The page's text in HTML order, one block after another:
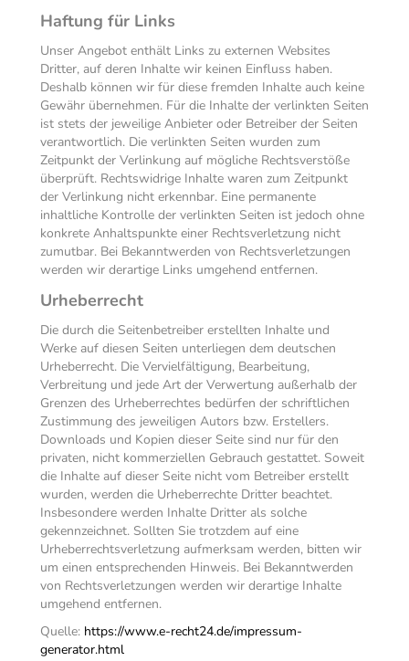
Haftung für Links
Unser Angebot enthält Links zu externen Websites
Dritter, auf deren Inhalte wir keinen Einfluss haben.
Deshalb können wir für diese fremden Inhalte auch keine
Gewähr übernehmen. Für die Inhalte der verlinkten Seiten
ist stets der jeweilige Anbieter oder Betreiber der Seiten
verantwortlich. Die verlinkten Seiten wurden zum
Zeitpunkt der Verlinkung auf mögliche Rechtsverstöße
überprüft. Rechtswidrige Inhalte waren zum Zeitpunkt
der Verlinkung nicht erkennbar. Eine permanente
inhaltliche Kontrolle der verlinkten Seiten ist jedoch ohne
konkrete Anhaltspunkte einer Rechtsverletzung nicht
zumutbar. Bei Bekanntwerden von Rechtsverletzungen
werden wir derartige Links umgehend entfernen.
Urheberrecht
Die durch die Seitenbetreiber erstellten Inhalte und
Werke auf diesen Seiten unterliegen dem deutschen
Urheberrecht. Die Vervielfältigung, Bearbeitung,
Verbreitung und jede Art der Verwertung außerhalb der
Grenzen des Urheberrechtes bedürfen der schriftlichen
Zustimmung des jeweiligen Autors bzw. Erstellers.
Downloads und Kopien dieser Seite sind nur für den
privaten, nicht kommerziellen Gebrauch gestattet. Soweit
die Inhalte auf dieser Seite nicht vom Betreiber erstellt
wurden, werden die Urheberrechte Dritter beachtet.
Insbesondere werden Inhalte Dritter als solche
gekennzeichnet. Sollten Sie trotzdem auf eine
Urheberrechtsverletzung aufmerksam werden, bitten wir
um einen entsprechenden Hinweis. Bei Bekanntwerden
von Rechtsverletzungen werden wir derartige Inhalte
umgehend entfernen.
Quelle: https://www.e-recht24.de/impressum-
generator.html